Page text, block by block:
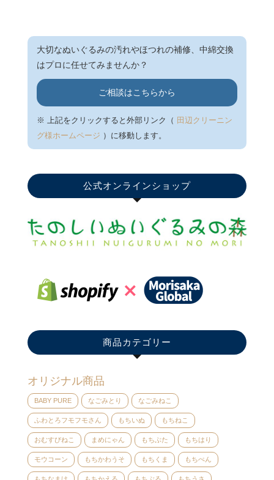
大切なぬいぐるみの汚れやほつれの補修、中綿交換
はプロに任せてみませんか？
ご相談はこちらから
※ 上記をクリックすると外部リンク（ 田辺クリーニン
グ様ホームページ ）に移動します。
公式オンラインショップ
商品カテゴリー
オリジナル商品
BABY PURE なごみとり なごみねこ
ふわとろフモフモさん もちいぬ もちねこ
おむすびねこ まめにゃん もちぶた もちはり
モウコーン もちかわうそ もちくま もちぺん